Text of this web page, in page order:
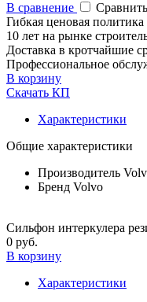
В сравнение
Сравнить
Гибкая ценовая политика
10 лет на рынке
Доставка в кротчайшие
Профессиональное
В корзину
Скачать КП
Характеристики
Общие характеристики
Производитель
Бренд Volvo
Сильфон интеркулера
0 руб.
В корзину
Характеристики